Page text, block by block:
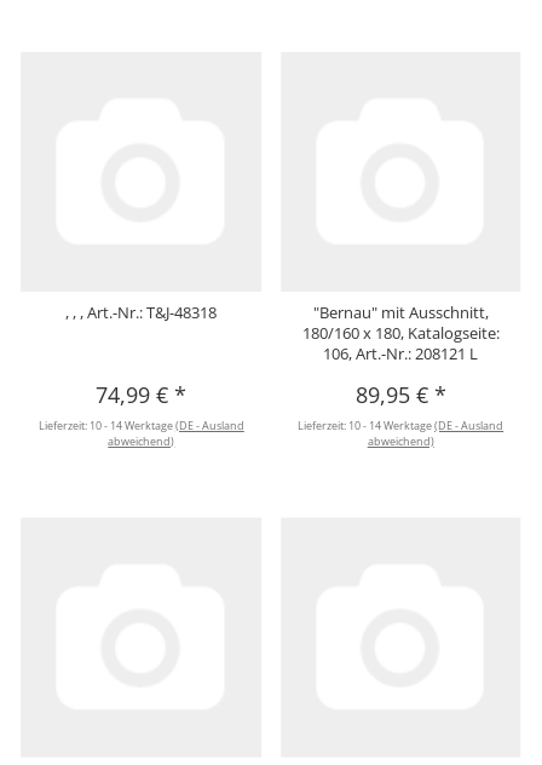
, , , Art.-Nr.: T&J-48318
74,99 €*
Lieferzeit: 10 - 14 Werktage(DE - Ausland
abweichend)
"Bernau" mit Ausschnitt,
180/160 x 180, Katalogseite:
106, Art.-Nr.: 208121 L
89,95 € *
Lieferzeit: 10 - 14 Werktage(DE - Ausland
abweichend)